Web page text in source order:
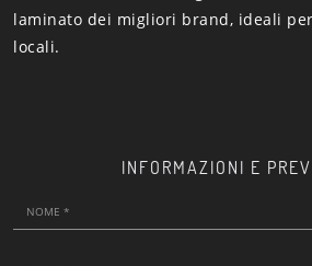
laminato dei migliori brand, ideali
locali.
INFORMAZIONI E